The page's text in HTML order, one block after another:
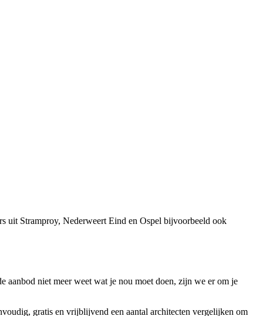
uit Stramproy, Nederweert Eind en Ospel bijvoorbeeld ook
niet meer weet wat je nou moet doen, zijn we er om je
gratis en vrijblijvend een aantal architecten vergelijken om